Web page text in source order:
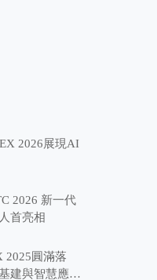
2026展現AI
2026 新一代
首亮相
2025圓滿落
建與智慧應用